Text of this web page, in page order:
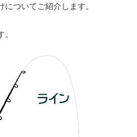
についてご紹介します。
。